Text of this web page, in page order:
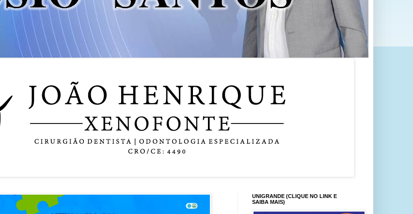
UNIGRANDE (CLIQUE NO LINK E
SAIBA MAIS)